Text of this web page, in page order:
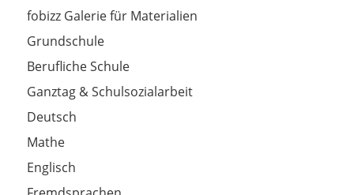
fobizz Galerie für Materialien
Grundschule
Berufliche Schule
Ganztag & Schulsozialarbeit
Deutsch
Mathe
Englisch